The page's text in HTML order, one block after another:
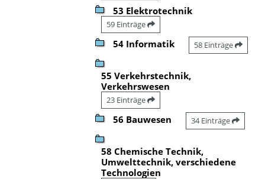
53 Elektrotechnik
59 Einträge
54 Informatik 58 Einträge
55 Verkehrstechnik,
Verkehrswesen
23 Einträge
56 Bauwesen 34 Einträge
58 Chemische Technik,
Umwelttechnik, verschiedene
Technologien